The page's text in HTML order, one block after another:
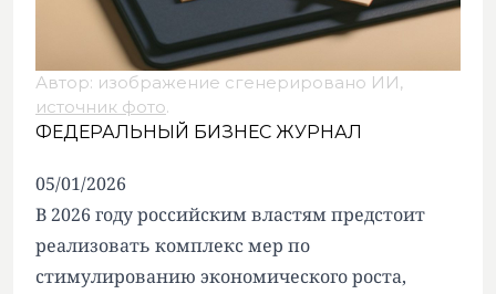
Автор: изображение сгенерировано ИИ,
источник фото.
ФЕДЕРАЛЬНЫЙ БИЗНЕС ЖУРНАЛ
05/01/2026
В 2026 году российским властям предстоит
реализовать комплекс мер по
стимулированию экономического роста,